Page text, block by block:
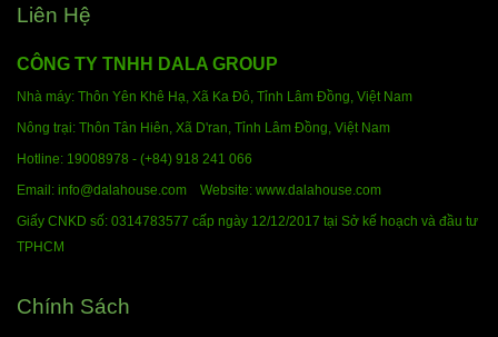
Liên Hệ
CÔNG TY TNHH DALA GROUP
Nhà máy: Thôn Yên Khê Hạ, Xã Ka Đô, Tỉnh Lâm Đồng, Việt Nam
Nông trại: Thôn Tân Hiên, Xã D'ran, Tỉnh Lâm Đồng, Việt Nam
Hotline: 19008978 - (+84) 918 241 066
Email: info@dalahouse.com Website: www.dalahouse.com
Giấy CNKD số: 0314783577 cấp ngày 12/12/2017 tại Sở kế hoạch và đầu tư
TPHCM
Chính Sách